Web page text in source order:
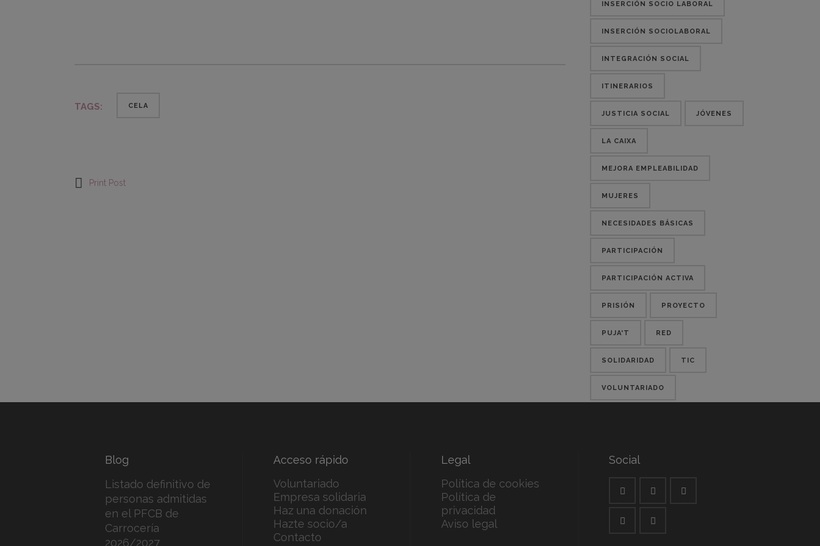
TAGS: CELA
Print Post
INSERCIÓN SOCIO LABORAL
INSERCIÓN SOCIOLABORAL
INTEGRACIÓN SOCIAL
ITINERARIOS
JUSTICIA SOCIAL JÓVENES
LA CAIXA
MEJORA EMPLEABILIDAD
MUJERES
NECESIDADES BÁSICAS
PARTICIPACIÓN
PARTICIPACIÓN ACTIVA
PRISIÓN PROYECTO
PUJA'T RED
SOLIDARIDAD TIC
VOLUNTARIADO
Blog
Listado definitivo de
personas admitidas
en el PFCB de
Carrocería
2026/2027
Acceso rápido
Voluntariado
Empresa solidaria
Haz una donación
Hazte socio/a
Contacto
Legal
Política de cookies
Política de
privacidad
Aviso legal
Social